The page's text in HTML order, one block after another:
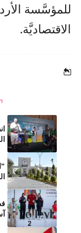
للمؤسَّسة
الاقتصاديَّة.
الـ47